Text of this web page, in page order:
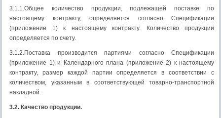
3.1.1.Общее количество продукции, подлежащей поставке по
настоящему контракту, определяется согласно Спецификации
(приложение 1) к настоящему контракту. Количество продукции
определяется по счету.
3.1.2.Поставка производится партиями согласно Спецификации
(приложение 1) и Календарного плана (приложение 2) к настоящему
контракту, размер каждой партии определяется в соответствии с
количеством, указанным в соответствующей товарно-транспортной
накладной.
3.2. Качество продукции.